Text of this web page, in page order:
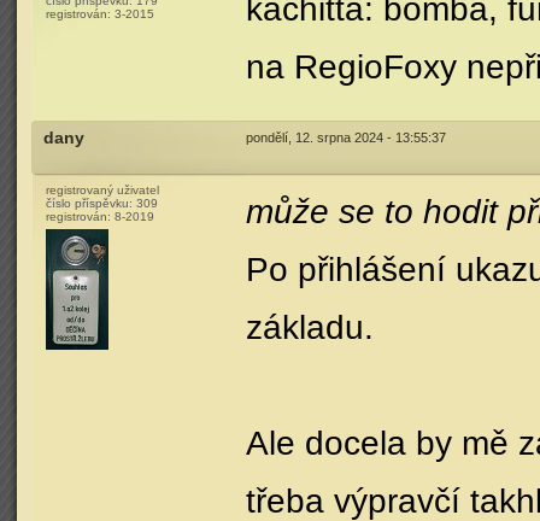
registrován: 3-2015
kachitta: bomba,
na RegioFoxy
dany pondělí, 12. srpna 2024 - 13:55:37
registrovaný uživatel
číslo příspěvku: 309
registrován: 8-2019
může se to hodit
Po přihlášení
základu.
Ale docela by mě
třeba výpravčí